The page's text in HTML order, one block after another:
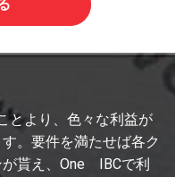
とより、色々な利益が
。要件を満たせば各ク
が貰え、One IBCで利